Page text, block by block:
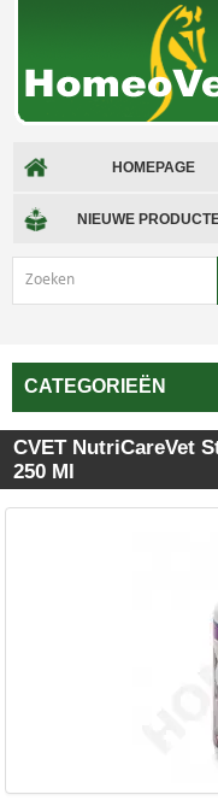
HOMEPAGE
NIEUWE
CATEGORIEËN
CVET NutriCareVet
250 Ml